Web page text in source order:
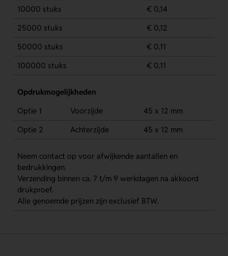
10000 stuks
€ 0,14
25000 stuks
€ 0,12
50000 stuks
€ 0,11
100000 stuks
€ 0,11
Opdrukmogelijkheden
Optie 1
Voorzijde
45 x 12 mm
Optie 2
Achterzijde 45 x 12 mm
Neem contact op voor afwijkende aantallen en
bedrukkingen.
Verzending binnen ca. 7 t/m 9 werkdagen na akkoord
drukproef.
Alle genoemde prijzen zijn exclusief BTW.